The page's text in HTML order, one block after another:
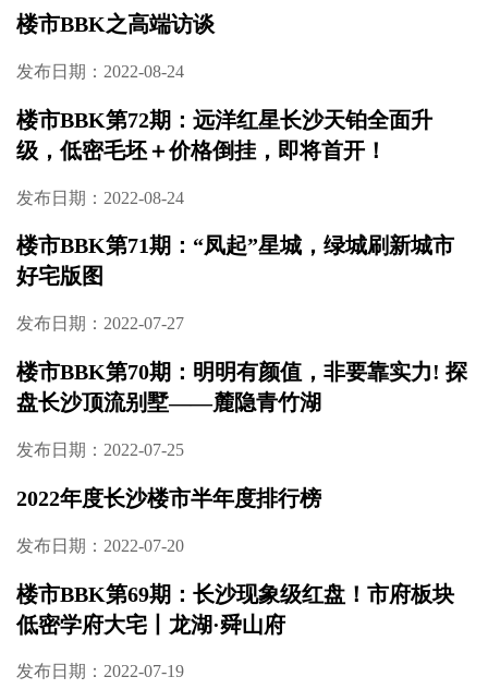
发布日期：2022-10-21
楼市BBK之长沙高端改善房推荐
发布日期：2022-10-08
楼市BBK第73期：锦绣生活，美好如期！运达
锦绣广场提前5个月交房
发布日期：2022-08-29
楼市BBK之高端访谈
发布日期：2022-08-24
楼市BBK第72期：远洋红星长沙天铂全面升
级，低密毛坯＋价格倒挂，即将首开！
发布日期：2022-08-24
楼市BBK第71期：“凤起”星城，绿城刷新城市
好宅版图
发布日期：2022-07-27
楼市BBK第70期：明明有颜值，非要靠实力! 探
盘长沙顶流别墅——麓隐青竹湖